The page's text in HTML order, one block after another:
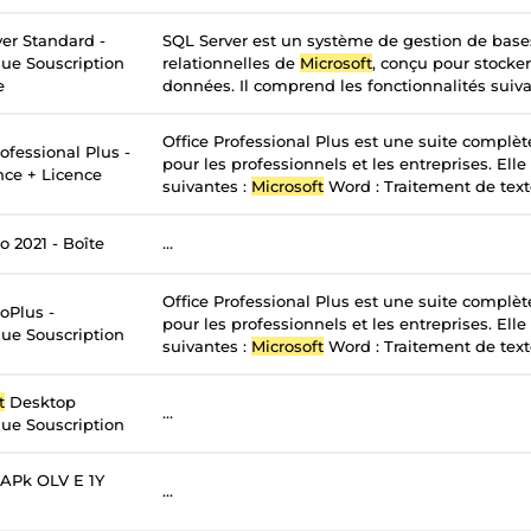
Standard -
Souscription
SQL Server est un système de gestion de
relationnelles de Microsoft, conçu pour
données. Il comprend les fonctionnalités
Plus -
+ Licence
Office Professional Plus est une suite
pour les professionnels et les entreprises.
suivantes : Microsoft Word : Traitement de
2021 - Boîte ...
-
Souscription
Office Professional Plus est une suite
pour les professionnels et les entreprises.
suivantes : Microsoft Word : Traitement de
Desktop
Souscription
...
OLV E 1Y
...